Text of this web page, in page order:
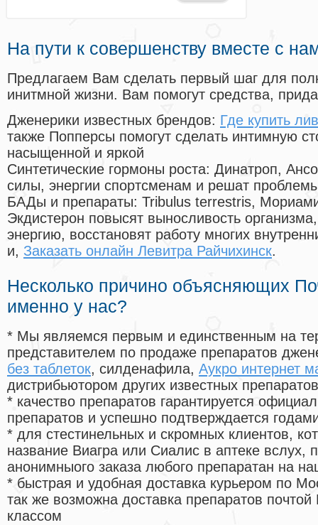
На пути к совершенству вместе с
Предлагаем Вам сделать первый шаг для
инитмной жизни. Вам помогут средства,
Дженерики известных брендов: Где купить
также Попперсы помогут сделать интимную
насыщенной и яркой
Синтетические гормоны роста: Динатроп,
силы, энергии спортсменам и решат
БАДы и препараты: Tribulus terrestris,
Экдистерон повысят выносливость
энергию, восстановят работу многих
и, Заказать онлайн Левитра Райчихинск.
Несколько причино объясняющих
именно у нас?
* Мы являемся первым и единственным на
представителем по продаже препаратов
без таблеток, силденафила, Аукро интернет
дистрибьютором других известных препаратов
* качество препаратов гарантируется
препаратов и успешно подтверждается
* для стестинельных и скромных клиентов,
название Виагра или Сиалис в аптеке вслух,
анонимныого заказа любого препаратан на
* быстрая и удобная доставка курьером по
так же возможна доставка препаратов
классом